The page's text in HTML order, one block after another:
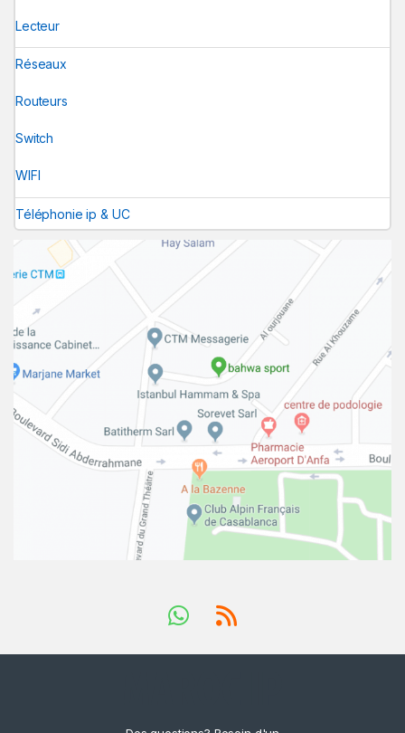
Lecteur
Réseaux
Routeurs
Switch
WIFI
Téléphonie ip & UC